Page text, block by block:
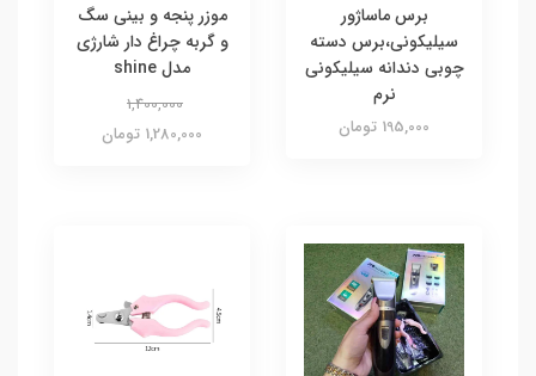
برس ماساژور
سیلیکونی،برس دسته
چوبی دندانه سیلیکونی
نرم
195,000 تومان
موزر پنجه و بینی سگ
و گربه چراغ دار شارژی
مدل shine
1,400,000
1,280,000 تومان